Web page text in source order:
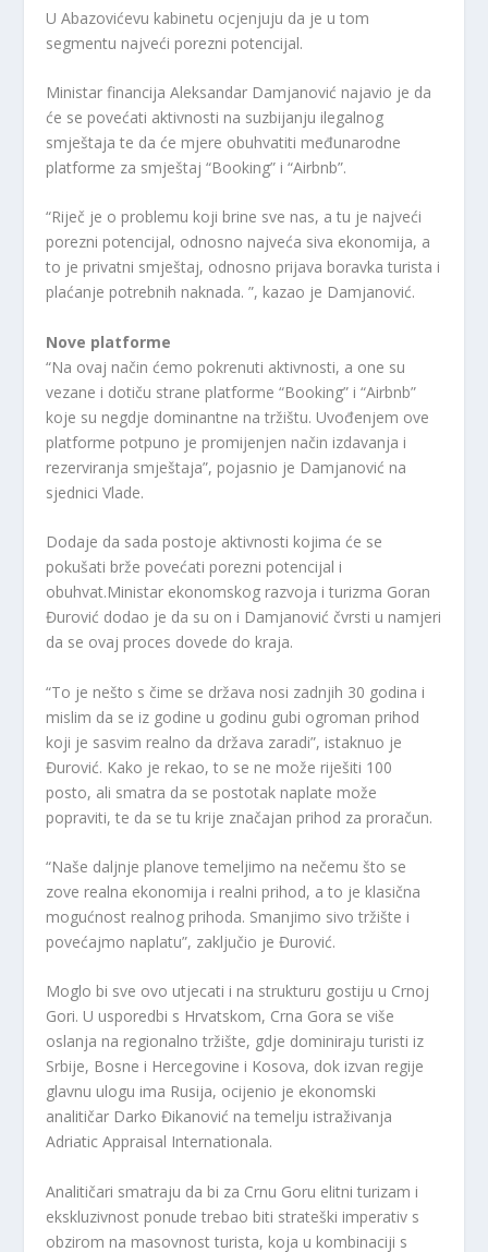
U Abazovićevu kabinetu ocjenjuju da je u tom
segmentu najveći porezni potencijal.
Ministar financija Aleksandar Damjanović najavio je da
će se povećati aktivnosti na suzbijanju ilegalnog
smještaja te da će mjere obuhvatiti međunarodne
platforme za smještaj “Booking” i “Airbnb”.
“Riječ je o problemu koji brine sve nas, a tu je najveći
porezni potencijal, odnosno najveća siva ekonomija, a
to je privatni smještaj, odnosno prijava boravka turista i
plaćanje potrebnih naknada. ”, kazao je Damjanović.
Nove platforme
“Na ovaj način ćemo pokrenuti aktivnosti, a one su
vezane i dotiču strane platforme “Booking” i “Airbnb”
koje su negdje dominantne na tržištu. Uvođenjem ove
platforme potpuno je promijenjen način izdavanja i
rezerviranja smještaja”, pojasnio je Damjanović na
sjednici Vlade.
Dodaje da sada postoje aktivnosti kojima će se
pokušati brže povećati porezni potencijal i
obuhvat.Ministar ekonomskog razvoja i turizma Goran
Đurović dodao je da su on i Damjanović čvrsti u namjeri
da se ovaj proces dovede do kraja.
“To je nešto s čime se država nosi zadnjih 30 godina i
mislim da se iz godine u godinu gubi ogroman prihod
koji je sasvim realno da država zaradi”, istaknuo je
Đurović. Kako je rekao, to se ne može riješiti 100
posto, ali smatra da se postotak naplate može
popraviti, te da se tu krije značajan prihod za proračun.
“Naše daljnje planove temeljimo na nečemu što se
zove realna ekonomija i realni prihod, a to je klasična
mogućnost realnog prihoda. Smanjimo sivo tržište i
povećajmo naplatu”, zaključio je Đurović.
Moglo bi sve ovo utjecati i na strukturu gostiju u Crnoj
Gori. U usporedbi s Hrvatskom, Crna Gora se više
oslanja na regionalno tržište, gdje dominiraju turisti iz
Srbije, Bosne i Hercegovine i Kosova, dok izvan regije
glavnu ulogu ima Rusija, ocijenio je ekonomski
analitičar Darko Đikanović na temelju istraživanja
Adriatic Appraisal Internationala.
Analitičari smatraju da bi za Crnu Goru elitni turizam i
ekskluzivnost ponude trebao biti strateški imperativ s
obzirom na masovnost turista, koja u kombinaciji s